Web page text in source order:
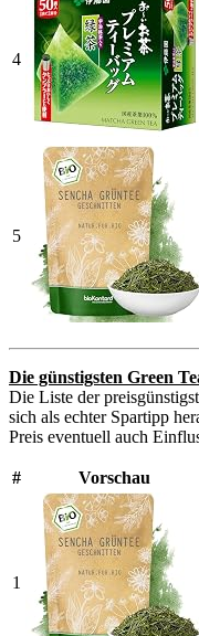
4
5
Die günstigsten Green
Die Liste der
sich als echter Spartipp
Preis eventuell auch
# Vorschau
1